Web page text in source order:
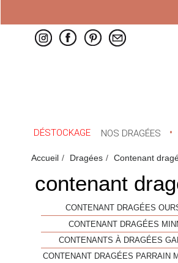
DÉSTOCKAGE NOS DRAGÉES
Accueil Dragées Contenant
contenant
CONTENANT DRAGÉES
CONTENANT DRAGÉES
CONTENANTS À DRAGÉES
CONTENANT DRAGÉES PARRAIN